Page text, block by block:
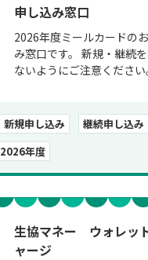
申し込み窓口
2026年度ミールカードの
み窓口です。 新規・継続
ないようにご注意ください
新規申し込み
継続申し込み
2026年度
生協マネー ウォレ
ャージ